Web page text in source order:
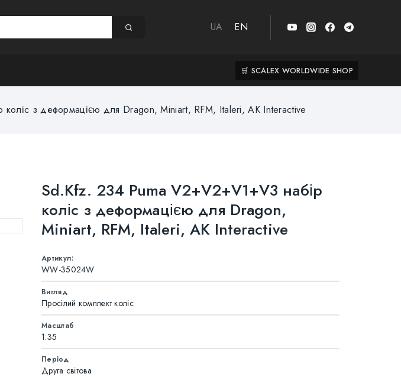
UA EN
🛒 SCALEX WORLDWIDE SHOP
коліс з деформацією для Dragon, Miniart, RFM, Italeri, AK Interactive
Sd.Kfz. 234 Puma V2+V2+V1+V3 набір
коліс з деформацією для Dragon,
Miniart, RFM, Italeri, AK Interactive
Артикул:
WW-35024W
Вигляд
Просілий комплект коліс
Масштаб
1:35
Період
Друга світова